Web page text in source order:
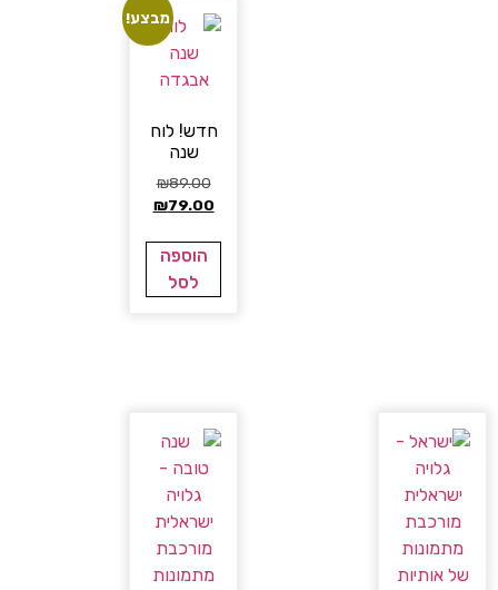
מבצע!
חדש! לוח
שנה
₪89.00
₪79.00
הוספה
לסל